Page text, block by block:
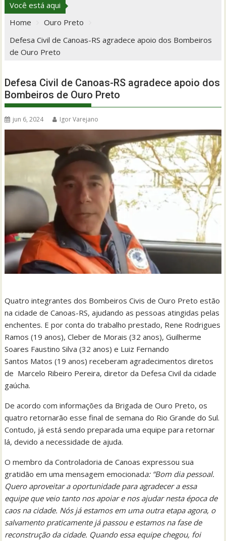
Você está aqui
Home
Ouro Preto
Defesa Civil de Canoas-RS agradece apoio dos Bombeiros
de Ouro Preto
Defesa Civil de Canoas-RS agradece apoio dos
Bombeiros de Ouro Preto
jun 6, 2024 Igor Varejano
Quatro integrantes dos Bombeiros Civis de Ouro Preto estão
na cidade de Canoas-RS, ajudando as pessoas atingidas pelas
enchentes. E por conta do trabalho prestado, Rene Rodrigues
Ramos (19 anos), Cleber de Morais (32 anos), Guilherme
Soares Faustino Silva (32 anos) e Luiz Fernando
Santos Matos (19 anos) receberam agradecimentos diretos
de Marcelo Ribeiro Pereira, diretor da Defesa Civil da cidade
gaúcha.
De acordo com informações da Brigada de Ouro Preto, os
quatro retornarão esse final de semana do Rio Grande do Sul.
Contudo, já está sendo preparada uma equipe para retornar
lá, devido a necessidade de ajuda.
O membro da Controladoria de Canoas expressou sua
gratidão em uma mensagem emocionada: “Bom dia pessoal.
Quero aproveitar a oportunidade para agradecer a essa
equipe que veio tanto nos apoiar e nos ajudar nesta época de
caos na cidade. Nós já estamos em uma outra etapa agora, o
salvamento praticamente já passou e estamos na fase de
reconstrução da cidade. Quando essa equipe chegou, foi